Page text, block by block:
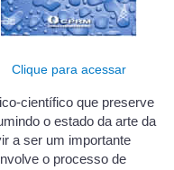
Clique para acessar
científico que preserve
o estado da arte da
a ser um importante
o processo de